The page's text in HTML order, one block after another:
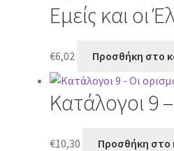
Εμείς και οι
€6,02 Προσθήκη στο
Κατάλογοι 9
€10,30 Προσθήκη στο